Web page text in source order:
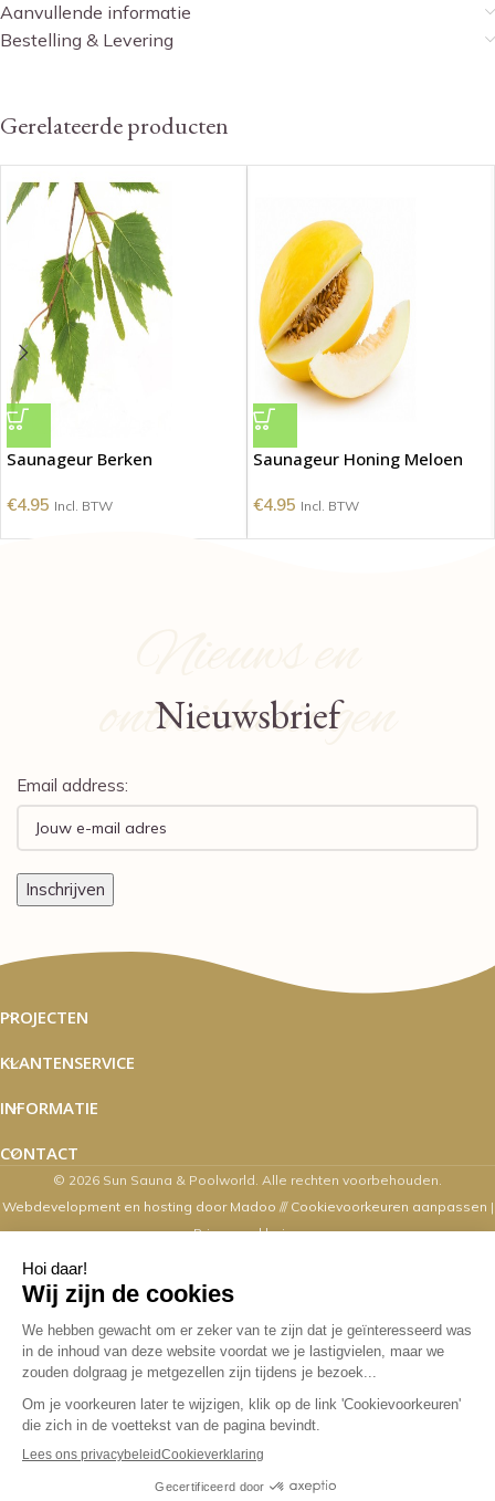
Aanvullende informatie
Bestelling & Levering
Gerelateerde producten
Saunageur Berken
€4.95 Incl. BTW
Saunageur Honing Meloen
€4.95 Incl. BTW
Nieuws en
ontwikkelingen
Nieuwsbrief
Email address:
PROJECTEN
KLANTENSERVICE
INFORMATIE
CONTACT
© 2026 Sun Sauna & Poolworld. Alle rechten voorbehouden.
Webdevelopment en hosting door Madoo /// Cookievoorkeuren aanpassen |
Privacyverklaring
Zaterdag's zijn wij van 10.00 t/m 16.00
uur geopend
Overige dagen mogelijk op afspraak. Contact via email,
webshop, whatsapp en telefonisch kan op alle